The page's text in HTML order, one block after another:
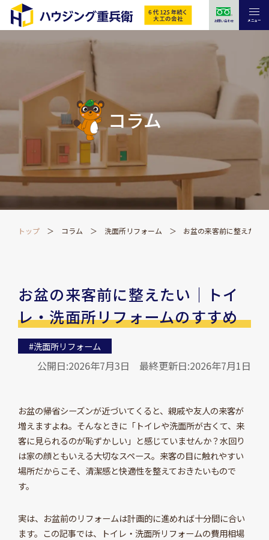
お問い合わせ メニュー
コラム
トップ コラム 洗面所リフォーム お盆の来客前に整えたい
お盆の来客前に整えたい｜トイ
レ・洗面所リフォームのすすめ
#洗面所リフォーム
公開日:2026年7月3日 最終更新日:2026年7月1日
お盆の帰省シーズンが近づいてくると、親戚や友人の来客が
増えますよね。そんなときに「トイレや洗面所が古くて、来
客に見られるのが恥ずかしい」と感じていませんか？水回り
は家の顔ともいえる大切なスペース。来客の目に触れやすい
場所だからこそ、清潔感と快適性を整えておきたいもので
す。
実は、お盆前のリフォームは計画的に進めれば十分間に合い
ます。この記事では、トイレ・洗面所リフォームの費用相場